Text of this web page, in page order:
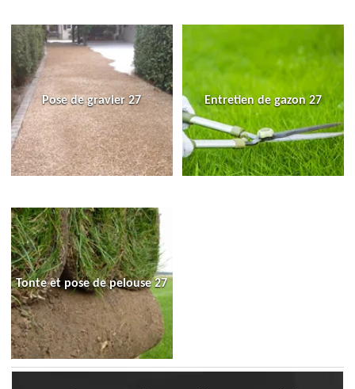
Pose de gravier 27 Entretien de gazon 27
Tonte et pose de pelouse 27